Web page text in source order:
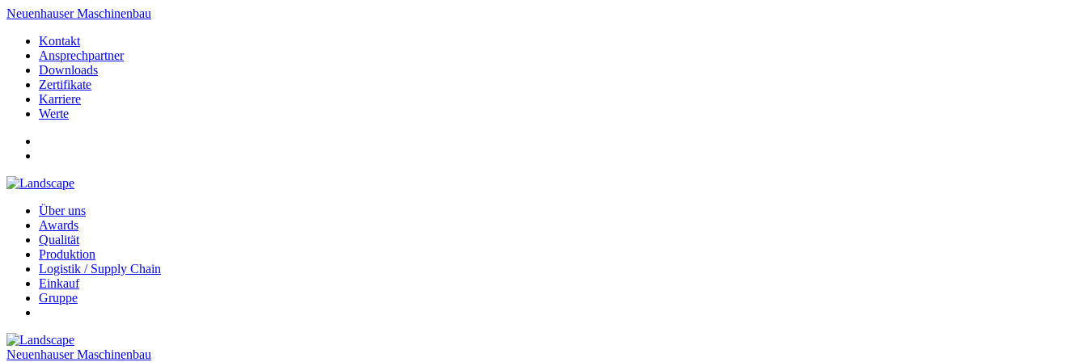
Neuenhauser Maschinenbau
Kontakt
Ansprechpartner
Downloads
Zertifikate
Karriere
Werte
Über uns
Awards
Qualität
Produktion
Logistik / Supply Chain
Einkauf
Gruppe
Neuenhauser Maschinenbau